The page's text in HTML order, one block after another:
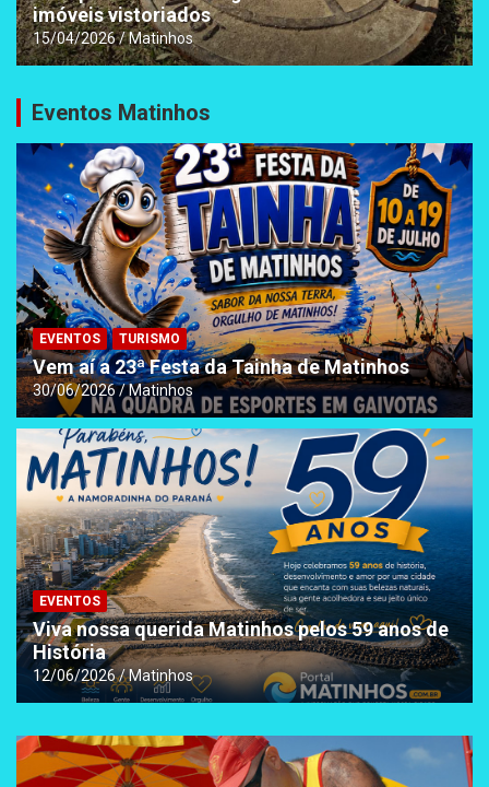
imóveis vistoriados
15/04/2026 Matinhos
Eventos Matinhos
EVENTOS TURISMO
Vem aí a 23ª Festa da Tainha de Matinhos
30/06/2026 Matinhos
EVENTOS
Viva nossa querida Matinhos pelos 59 anos de
História
12/06/2026 Matinhos